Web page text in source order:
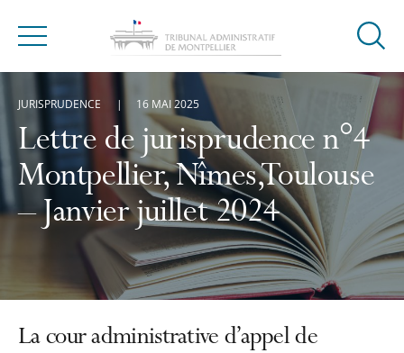
Menu
Ouvrir
de
Lettre de jurisprudence n°4
Montpellier, Nîmes,Toulouse
– Janvier juillet 2024
JURISPRUDENCE 16 MAI 2025
La cour administrative d’appel de